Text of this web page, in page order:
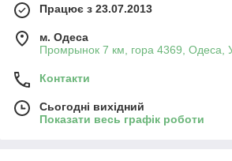
Працює з 23.07.2013
м. Одеса
Промрынок 7 км, гора 4369, Одеса,
Контакти
Сьогодні вихідний
Показати весь графік роботи